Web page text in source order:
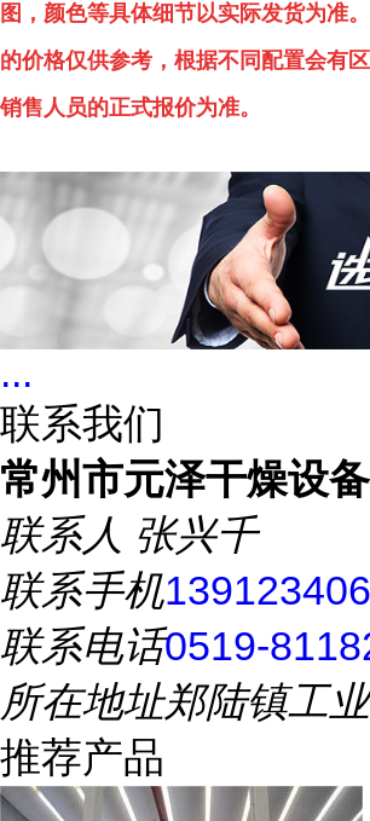
图，颜色等具体细节以实际发货为准
的价格仅供参考，根据不同配置会有
销售人员的正式报价为准。
...
联系我们
常州市元泽干燥设
联系人 张兴千
联系手机
联系电话0519-
所在地址郑陆镇工
推荐产品